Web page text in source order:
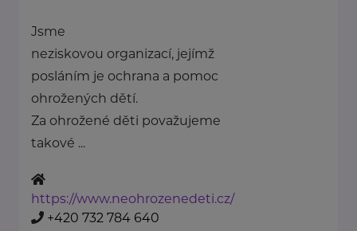
Jsme
neziskovou organizací, jejímž
posláním je ochrana a pomoc
ohrožených dětí.
Za ohrožené děti považujeme
takové ...
https://www.neohrozenedeti.cz/
+420 732 784 640